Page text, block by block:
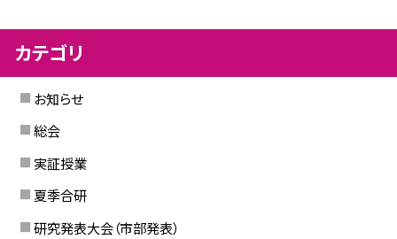
カテゴリ
お知らせ
総会
実証授業
夏季合研
研究発表大会（市部発表）